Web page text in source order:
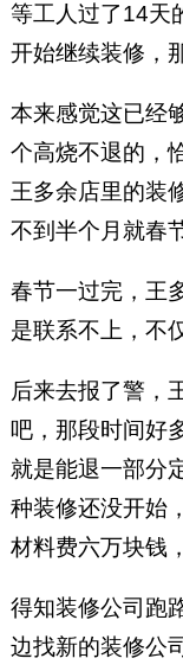
等工人过了14天
开始继续装修，
本来感觉这已经
个高烧不退的，
王多余店里的装
不到半个月就春
春节一过完，王
是联系不上，不
后来去报了警，
吧，那段时间好
就是能退一部分
种装修还没开始
材料费六万块钱
得知装修公司跑
边找新的装修公